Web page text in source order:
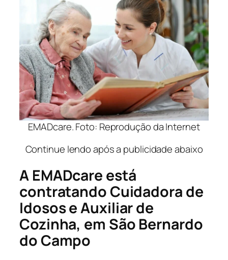
EMADcare. Foto: Reprodução da Internet
Continue lendo após a publicidade abaixo
A EMADcare está
contratando Cuidadora de
Idosos eAuxiliar de
Cozinha, em São Bernardo
do Campo